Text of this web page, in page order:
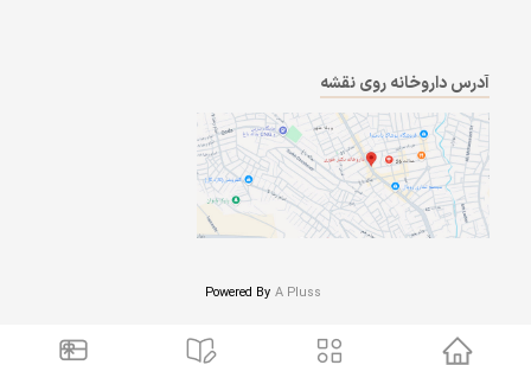
آدرس داروخانه روی نقشه
A Pluss
Powered By